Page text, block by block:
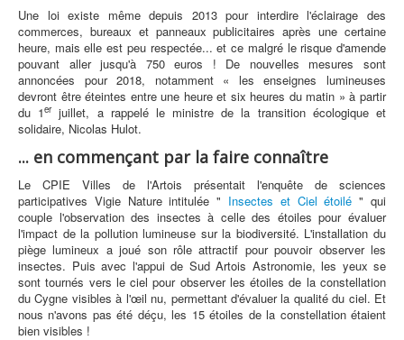
Une loi existe même depuis 2013 pour interdire l'éclairage des
commerces, bureaux et panneaux publicitaires après une certaine
heure, mais elle est peu respectée... et ce malgré le risque d'amende
pouvant aller jusqu'à 750 euros ! De nouvelles mesures sont
annoncées pour 2018, notamment « les enseignes lumineuses
devront être éteintes entre une heure et six heures du matin » à partir
du 1er juillet, a rappelé le ministre de la transition écologique et
solidaire, Nicolas Hulot.
... en commençant par la faire connaître
Le CPIE Villes de l'Artois présentait l'enquête de sciences
participatives Vigie Nature intitulée " Insectes et Ciel étoilé " qui
couple l'observation des insectes à celle des étoiles pour évaluer
l'impact de la pollution lumineuse sur la biodiversité. L'installation du
piège lumineux a joué son rôle attractif pour pouvoir observer les
insectes. Puis avec l'appui de Sud Artois Astronomie, les yeux se
sont tournés vers le ciel pour observer les étoiles de la constellation
du Cygne visibles à l'œil nu, permettant d'évaluer la qualité du ciel. Et
nous n'avons pas été déçu, les 15 étoiles de la constellation étaient
bien visibles !